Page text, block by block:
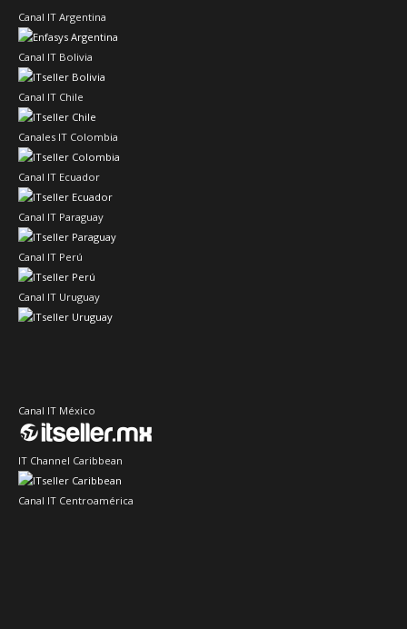
Canal IT Argentina
Canal IT Bolivia
Canal IT Chile
Canales IT Colombia
Canal IT Ecuador
Canal IT Paraguay
Canal IT Perú
Canal IT Uruguay
Canal IT México
IT Channel Caribbean
Canal IT Centroamérica